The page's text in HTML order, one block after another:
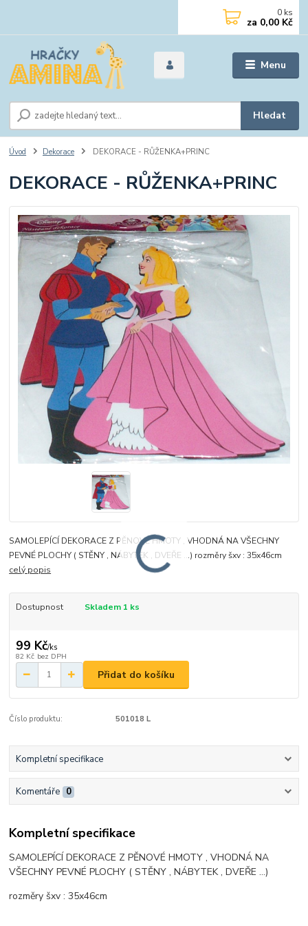
Menu
Hledat
0 ks
za 0,00 Kč
Úvod Dekorace DEKORACE - RŮŽENKA+PRINC
DEKORACE - RŮŽENKA+PRINC
SAMOLEPÍCÍ DEKORACE Z PĚNOVÉ HMOTY , VHODNÁ NA VŠECHNY
PEVNÉ PLOCHY ( STĚNY , NÁBYTEK , DVEŘE ...) rozměry šxv : 35x46cm
celý popis
Dostupnost Skladem 1 ks
99 Kč/ks
82 Kč bez DPH
Přidat do košíku
Číslo produktu: 501018 L
Kompletní specifikace
Komentáře 0
Kompletní specifikace
SAMOLEPÍCÍ DEKORACE Z PĚNOVÉ HMOTY , VHODNÁ NA
VŠECHNY PEVNÉ PLOCHY ( STĚNY , NÁBYTEK , DVEŘE ...)
rozměry šxv : 35x46cm